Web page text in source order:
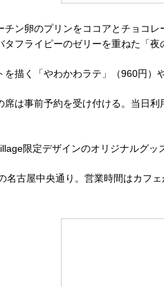
ン卵のプリンをココアとチョコ
フライピーのゼリーを重ねた「
を描く「やわかわラテ」（960円
席は事前予約を受け付ける。当日
限定デザインのオリジナルグッ
名古屋中央通り。営業時間はカフ